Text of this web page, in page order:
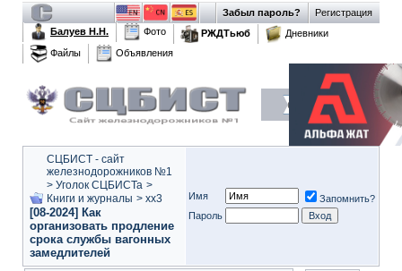
Регистрация
Забыл пароль?
Балуев Н.Н.
Фото РЖДТьюб
Дневники
Файлы
Объявления
СЦБИСТ - сайт
железнодорожников №1
> Уголок СЦБИСТа >
Книги и журналы > xx3
[08-2024] Как
организовать продление
срока службы вагонных
замедлителей
Имя
Запомнить?
Пароль